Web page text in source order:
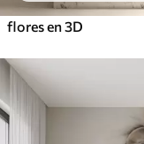
flores en 3D